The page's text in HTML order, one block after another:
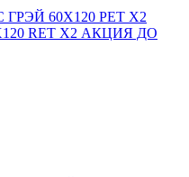
ГРЭЙ 60X120 РЕТ Х2
RET X2 АКЦИЯ ДО